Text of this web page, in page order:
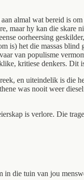
almal wat bereid is
maar hy kan die skare
oorheersing
is) het die massas
van populisme
kritiese denkers. Dit
en uiteindelik is die
was nooit weer
is verlore. Die
die tuin van jou